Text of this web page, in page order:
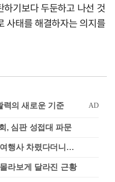
기보다 두둔하고 나선 것
사태를 해결하자는 의지를
, 심판 성접대 파문
행사 차렸다더니…
라보게 달라진 근황